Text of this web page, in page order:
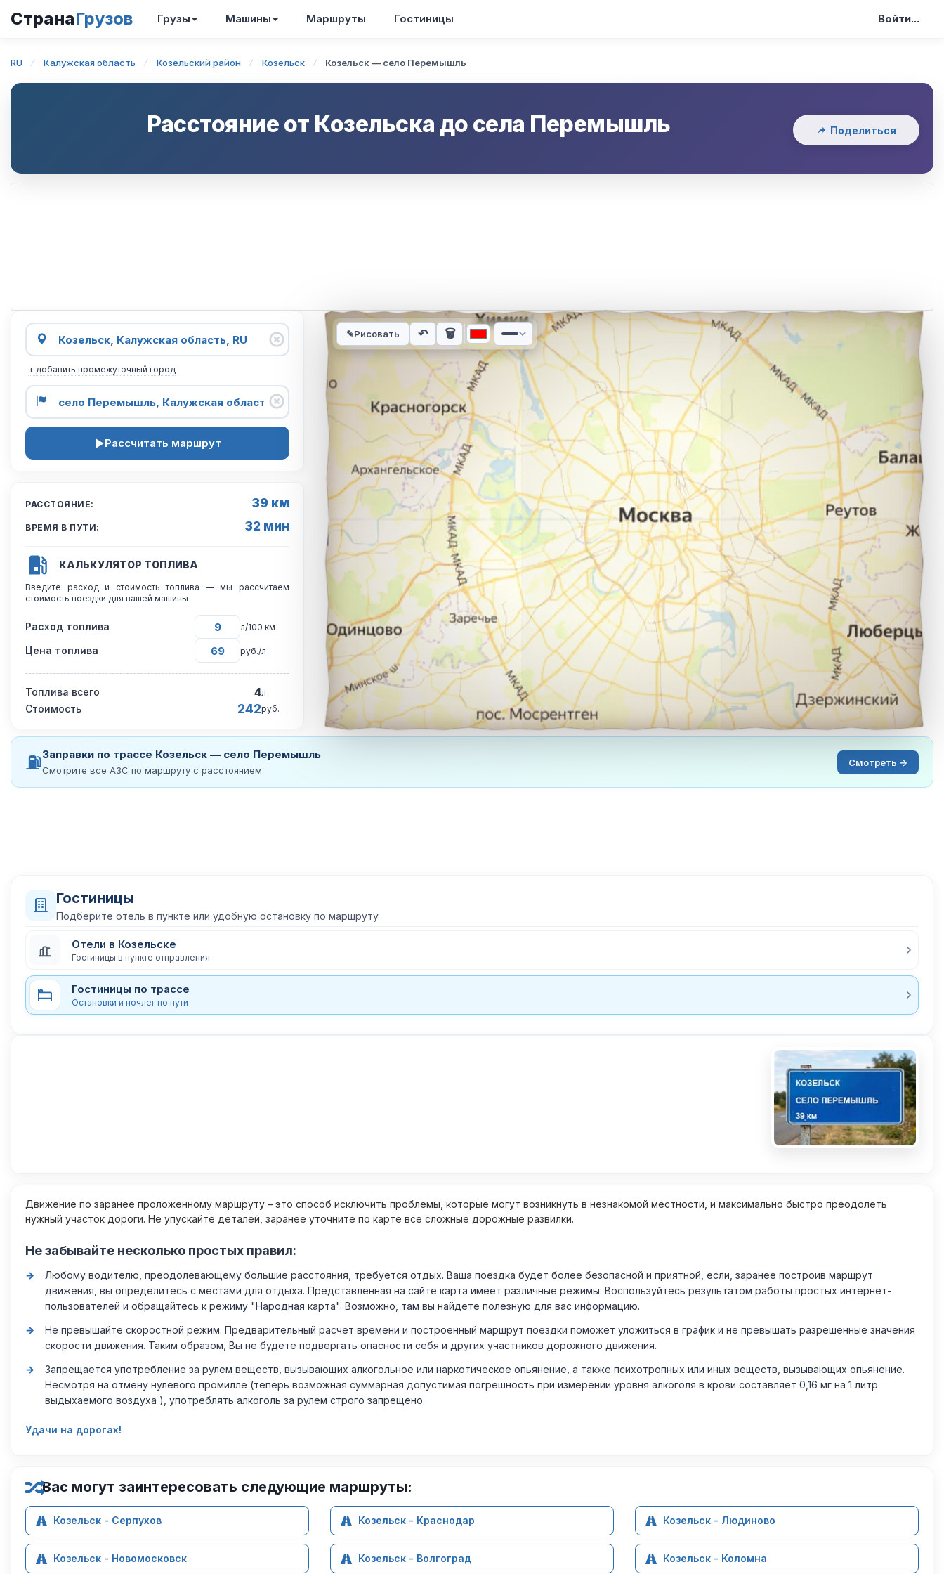
СтранаГрузов Грузы Машины Маршруты Гостиницы Войти...
RU Калужская область Козельский район Козельск Козельск — село Перемышль
Расстояние от Козельска до села Перемышль Поделиться
+ добавить промежуточный город
Рассчитать маршрут
РАССТОЯНИЕ: 39 км
ВРЕМЯ В ПУТИ: 32 мин
КАЛЬКУЛЯТОР ТОПЛИВА
Введите расход и стоимость топлива — мы рассчитаем
стоимость поездки для вашей машины
Расход топлива л/100 км
Цена топлива руб./л
Топлива всего 4л
Стоимость 242руб.
Интерактивная карта автомобильного маршрута из города Козельск в город село Перемышль.
✎Рисовать ↶ 🗑
⛽Заправки по трассе Козельск — село Перемышль
Смотрите все АЗС по маршруту с расстоянием
Смотреть →
Гостиницы
Подберите отель в пункте или удобную остановку по маршруту
Отели в Козельске
Гостиницы в пункте отправления
Гостиницы по трассе
Остановки и ночлег по пути
Движение по заранее проложенному маршруту – это способ исключить проблемы, которые могут возникнуть в незнакомой местности, и максимально быстро преодолеть
нужный участок дороги. Не упускайте деталей, заранее уточните по карте все сложные дорожные развилки.
Не забывайте несколько простых правил:
Любому водителю, преодолевающему большие расстояния, требуется отдых. Ваша поездка будет более безопасной и приятной, если, заранее построив маршрут
движения, вы определитесь с местами для отдыха. Представленная на сайте карта имеет различные режимы. Воспользуйтесь результатом работы простых интернет-
пользователей и обращайтесь к режиму "Народная карта". Возможно, там вы найдете полезную для вас информацию.
Не превышайте скоростной режим. Предварительный расчет времени и построенный маршрут поездки поможет уложиться в график и не превышать разрешенные значения
скорости движения. Таким образом, Вы не будете подвергать опасности себя и других участников дорожного движения.
Запрещается употребление за рулем веществ, вызывающих алкогольное или наркотическое опьянение, а также психотропных или иных веществ, вызывающих опьянение.
Несмотря на отмену нулевого промилле (теперь возможная суммарная допустимая погрешность при измерении уровня алкоголя в крови составляет 0,16 мг на 1 литр
выдыхаемого воздуха ), употреблять алкоголь за рулем строго запрещено.
Удачи на дорогах!
Вас могут заинтересовать следующие маршруты:
Козельск - Серпухов Козельск - Краснодар Козельск - Людиново
Козельск - Новомосковск Козельск - Волгоград Козельск - Коломна